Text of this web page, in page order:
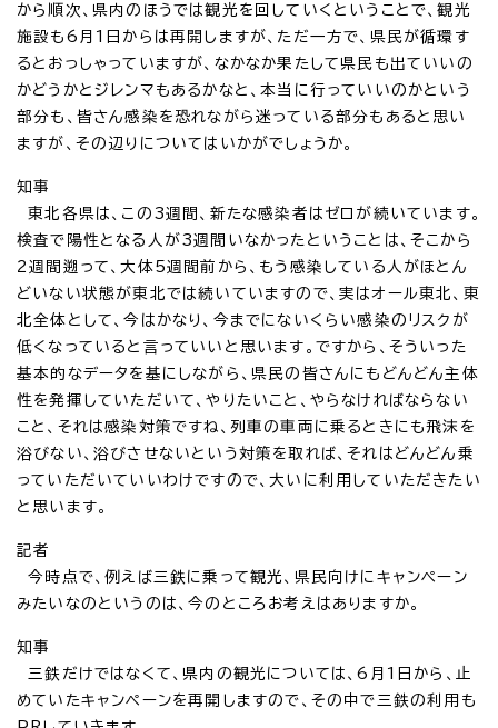
から順次、県内のほうでは観光を回していくということで、観光
施設も6月1日からは再開しますが、ただ一方で、県民が循環す
るとおっしゃっていますが、なかなか果たして県民も出ていいの
かどうかとジレンマもあるかなと、本当に行っていいのかという
部分も、皆さん感染を恐れながら迷っている部分もあると思い
ますが、その辺りについてはいかがでしょうか。
知事
東北各県は、この3週間、新たな感染者はゼロが続いています。
検査で陽性となる人が3週間いなかったということは、そこから
2週間遡って、大体5週間前から、もう感染している人がほとん
どいない状態が東北では続いていますので、実はオール東北、東
北全体として、今はかなり、今までにないくらい感染のリスクが
低くなっていると言っていいと思います。ですから、そういった
基本的なデータを基にしながら、県民の皆さんにもどんどん主体
性を発揮していただいて、やりたいこと、やらなければならない
こと、それは感染対策ですね、列車の車両に乗るときにも飛沫を
浴びない、浴びさせないという対策を取れば、それはどんどん乗
っていただいていいわけですので、大いに利用していただきたい
と思います。
記者
今時点で、例えば三鉄に乗って観光、県民向けにキャンペーン
みたいなのというのは、今のところお考えはありますか。
知事
三鉄だけではなくて、県内の観光については、6月1日から、止
めていたキャンペーンを再開しますので、その中で三鉄の利用も